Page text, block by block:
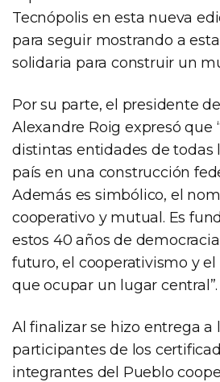
Tecnópolis en esta nueva
para seguir mostrando a
solidaria para construir un
Por su parte, el presidente
Alexandre Roig expresó que
distintas entidades de todas
país en una construcción
Además es simbólico, el
cooperativo y mutual. Es
estos 40 años de
futuro, el cooperativismo y
que ocupar un lugar central”.
Al finalizar se hizo entrega a
participantes de los
integrantes del Pueblo